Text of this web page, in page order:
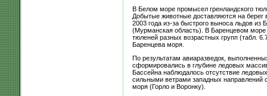
В Белом море промысел гренландского
Добытые животные доставляются на
2003 года из-за быстрого выноса льдов из
(Мурманская область). В Баренцевом море
тюленей разных возрастных групп (табл.
Баренцева моря.
По результатам авиаразведок,
сформировались в глубине ледовых
Бассейна наблюдалось отсутствие
сильными ветрами западных направлений
моря (Горло и Воронку).